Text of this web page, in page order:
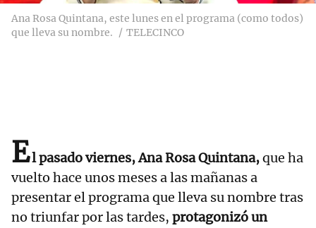
Ana Rosa Quintana, este lunes en el programa (como todos)
que lleva su nombre.
TELECINCO
El pasado viernes,Ana Rosa Quintana,que ha
vuelto hace unos meses a las mañanas a
presentar el programa que lleva su nombre tras
no triunfar por las tardes, protagonizó un